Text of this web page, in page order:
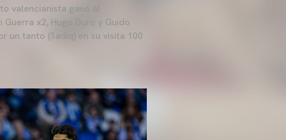
valencianista ganó al
x2, Hugo Duro y Guido
un tanto (Sadiq) en su visita 100